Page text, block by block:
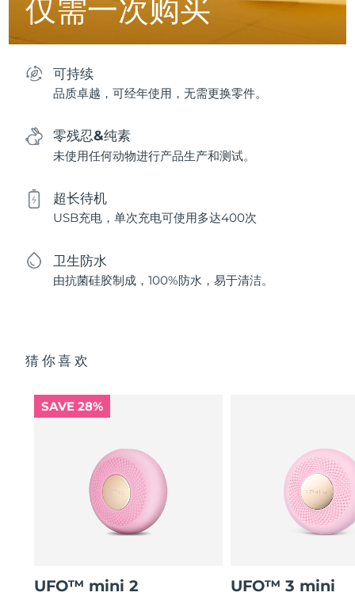
仅需一次购买
可持续
品质卓越，可经年使用，无需更换零件。
零残忍&纯素
未使用任何动物进行产品生产和测试。
超长待机
USB充电，单次充电可使用多达400次
卫生防水
由抗菌硅胶制成，100%防水，易于清洁。
猜你喜欢
SAVE 28%
UFO™ mini 2 UFO™ 3 mini